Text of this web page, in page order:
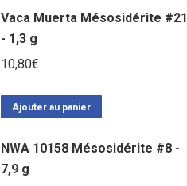
Vaca Muerta Mésosidérite #21
- 1,3 g
10,80€
Ajouter au panier
NWA 10158 Mésosidérite #8 -
7,9 g